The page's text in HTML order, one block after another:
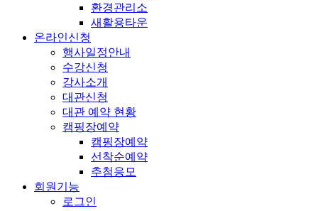
환경관리소
새활용타운
온라인신청
행사일정안내
수강신청
강사소개
대관신청
대관 예약 현황
캠핑장예약
캠핑장예약
선착순예약
추첨응모
회원기능
로그인